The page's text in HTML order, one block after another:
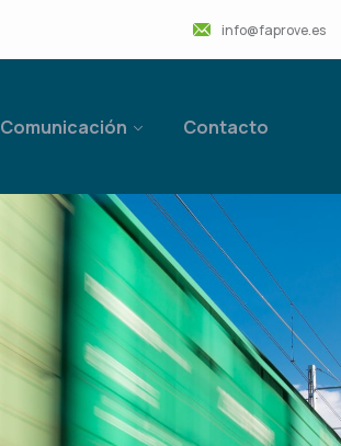
info@faprove.es
Comunicación Contacto